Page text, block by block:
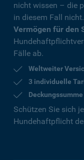
nicht wissen – die
in diesem Fall
Vermögen für den
Fälle ab.
Weltweiter
3 individuelle
Schützen Sie sich
Hundehaftpflicht